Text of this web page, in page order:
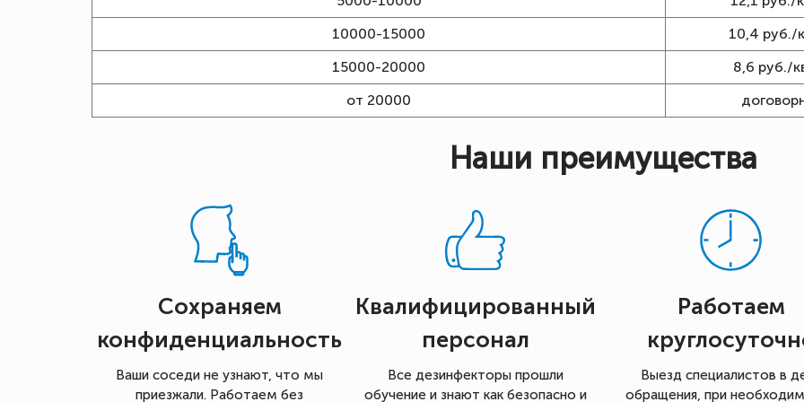
10000-15000
10,4 руб./
15000-20000
8,6 руб./
от 20000
Наши преимущества
Сохраняем
конфиденциальность
Ваши соседи не узнают, что мы
приезжали. Работаем без
Квалифицированный
персонал
Все дезинфекторы прошли
обучение и знают как безопасно и
Работаем
Выезд специалистов в
обращения, при